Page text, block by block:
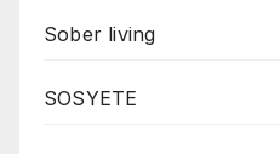
Sober living
SOSYETE